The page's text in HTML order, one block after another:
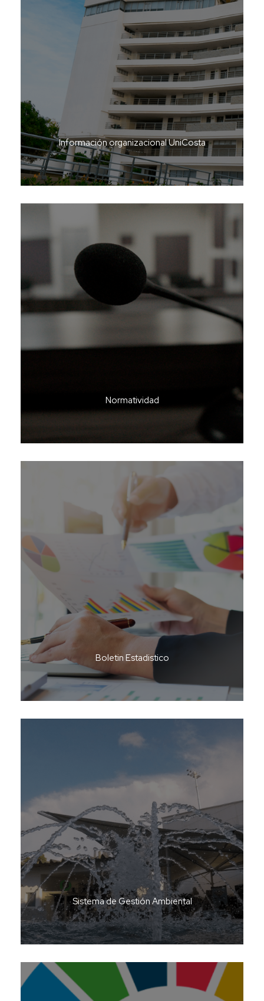
Información organizacional UniCosta
Normatividad
Boletin Estadistico
Sistema de Gestión Ambiental